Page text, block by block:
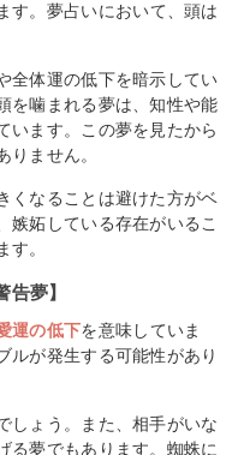
す。夢占いにおいて、頭は
全体運の低下を暗示してい
を噛まれる夢は、知性や能
います。この夢を見たから
りません。
くなることは避けた方がベ
嫉妬している存在がいるこ
す。
夢】
運の低下を意味していま
ルが発生する可能性があり
しょう。また、相手がいな
る夢でもあります。蜘蛛に